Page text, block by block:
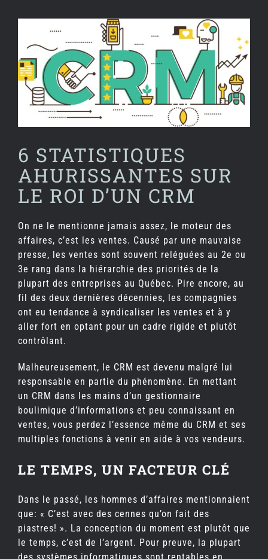
agrandie
6 STATISTIQUES
AHURISSANTES SUR
LE ROI D’UN CRM
On ne le mentionne jamais assez, le moteur des
affaires, c’est les ventes. Causé par une mauvaise
presse, les ventes sont souvent reléguées au 2e ou
3e rang dans la hiérarchie des priorités de la
plupart des entreprises au Québec. Pire encore, au
fil des deux dernières décennies, les compagnies
ont eu tendance à syndicaliser les ventes et à y
aller fort en optant pour un cadre rigide et plutôt
contrôlant.
Malheureusement, le CRM est devenu malgré lui
responsable en partie du phénomène. En mettant
un CRM dans les mains d’un gestionnaire
boulimique d’informations et peu connaissant en
ventes, vous perdez l’essence même du CRM et ses
multiples fonctions à venir en aide à vos vendeurs.
LE TEMPS, UN FACTEUR CLÉ
Dans le passé, les hommes d’affaires mentionnaient
que: « C’est avec des cennes qu’on fait des
piastres! ». La conception du moment est plutôt que
le temps, c’est de l’argent. Pour preuve, la plupart
des systèmes informatiques sont rentables en